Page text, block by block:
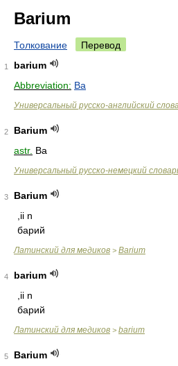
Barium
Толкование Перевод
1
barium
Abbreviation: Ba
Универсальный русско-английский
2
Barium
astr. Ba
Универсальный русско-немецкий
3
Barium
,ii n
барий
Латинский для медиков > Barium
4
barium
,ii n
барий
Латинский для медиков > barium
5
Barium